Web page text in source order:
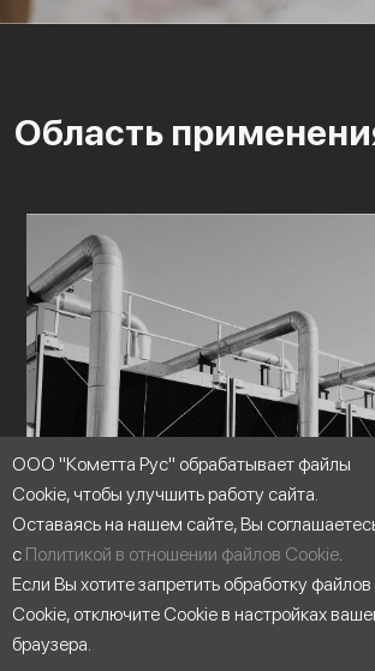
Область
ООО "Кометта Рус" обрабатывает файлы
Cookie, чтобы улучшить работу сайта.
Оставаясь на нашем сайте, Вы
с Политикой в отношении файлов Cookie.
Если Вы хотите запретить обработку файлов
Cookie, отключите Cookie в настройках
браузера.